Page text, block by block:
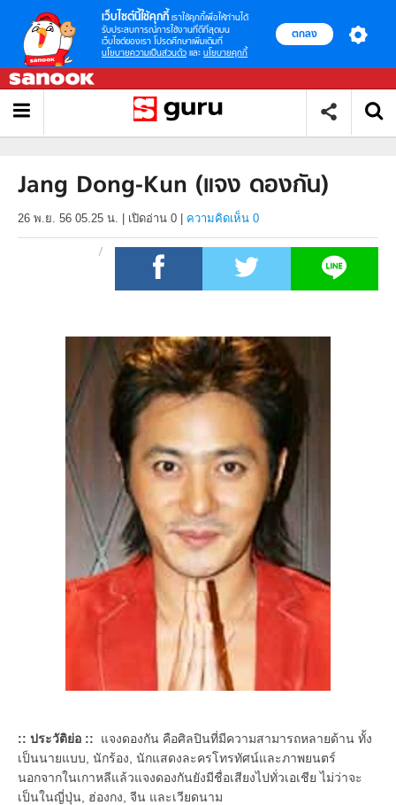
เว็บไซต์นี้ใช้คุกกี้ เราใช้คุกกี้เพื่อให้ท่านได้
รับประสบการณ์การใช้งานที่ดีที่สุดบน
เว็บไซต์ของเรา โปรดศึกษาเพิ่มเติมที่
นโยบายความเป็นส่วนตัว และ นโยบายคุกกี้
ตกลง
Jang Dong-Kun (แจง ดองกัน)
26 พ.ย. 56 05.25 น. เปิดอ่าน 0 ความคิดเห็น 0
:: ประวัติย่อ ::
แจงดองกัน คือศิลปินที่มีความสามารถหลายด้าน ทั้ง
เป็นนายแบบ, นักร้อง, นักแสดงละครโทรทัศน์และภาพยนตร์
นอกจากในเกาหลีแล้วแจงดองกันยังมีชื่อเสียงไปทั่วเอเชีย ไม่ว่าจะ
เป็นในญี่ปุ่น, ฮ่องกง, จีน และเวียดนาม